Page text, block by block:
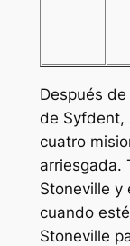
Después
de Syfdent,
cuatro
arriesgada.
Stoneville y
cuando
Stoneville